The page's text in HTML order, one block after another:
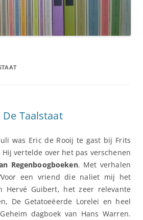
Taalstaat
was Eric de Rooij te gast bij Frits
vertelde over het pas verschenen
Regenboogboeken. Met verhalen
een vriend die naliet mij het
Hervé Guibert, het zeer relevante
De Getatoeëerde Lorelei en heel
dagboek van Hans Warren.